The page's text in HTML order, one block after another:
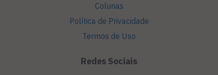
Colunas
Política de Privacidade
Termos de Uso
Redes Sociais